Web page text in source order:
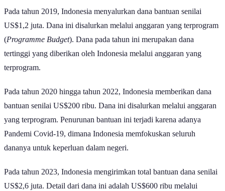
Pada tahun 2019, Indonesia menyalurkan dana bantuan senilai
US$1,2 juta. Dana ini disalurkan melalui anggaran yang terprogram
(Programme Budget). Dana pada tahun ini merupakan dana
tertinggi yang diberikan oleh Indonesia melalui anggaran yang
terprogram.
Pada tahun 2020 hingga tahun 2022, Indonesia memberikan dana
bantuan senilai US$200 ribu. Dana ini disalurkan melalui anggaran
yang terprogram. Penurunan bantuan ini terjadi karena adanya
Pandemi Covid-19, dimana Indonesia memfokuskan seluruh
dananya untuk keperluan dalam negeri.
Pada tahun 2023, Indonesia mengirimkan total bantuan dana senilai
US$2,6 juta. Detail dari dana ini adalah US$600 ribu melalui